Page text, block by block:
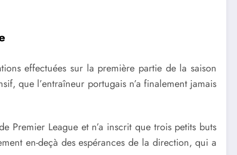
effectuées sur la première partie de la saison
que l’entraîneur portugais n’a finalement jamais
Premier League et n’a inscrit que trois petits buts
en-deçà des espérances de la direction, qui a